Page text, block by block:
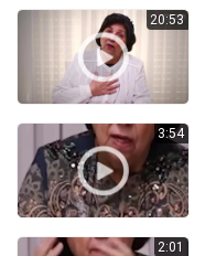
20:53
3:54
2:01